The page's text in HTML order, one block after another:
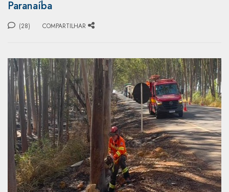
Paranaíba
(28) COMPARTILHAR